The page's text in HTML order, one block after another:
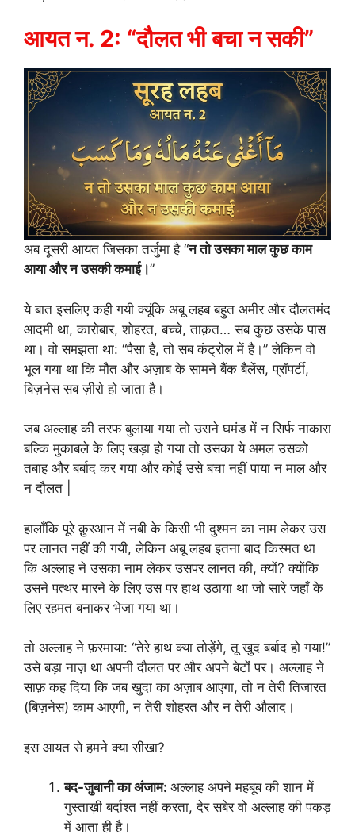
आयत न. 2: “दौलत भी बचा न सकी”
अब दूसरी आयत जिसका तर्जुमा है “न तो उसका माल कुछ काम
आया और न उसकी कमाई।”
ये बात इसलिए कही गयी क्यूंकि अबू लहब बहुत अमीर और दौलतमंद
आदमी था, कारोबार, शोहरत, बच्चे, ताक़त… सब कुछ उसके पास
था। वो समझता था: “पैसा है, तो सब कंट्रोल में है।” लेकिन वो
भूल गया था कि मौत और अज़ाब के सामने बैंक बैलेंस, प्रॉपर्टी,
बिज़नेस सब ज़ीरो हो जाता है।
जब अल्लाह की तरफ बुलाया गया तो उसने घमंड में न सिर्फ नाकारा
बल्कि मुकाबले के लिए खड़ा हो गया तो उसका ये अमल उसको
तबाह और बर्बाद कर गया और कोई उसे बचा नहीं पाया न माल और
न दौलत |
हालाँकि पूरे क़ुरआन में नबी के किसी भी दुश्मन का नाम लेकर उस
पर लानत नहीं की गयी, लेकिन अबू लहब इतना बाद किस्मत था
कि अल्लाह ने उसका नाम लेकर उसपर लानत की, क्यों? क्योंकि
उसने पत्थर मारने के लिए उस पर हाथ उठाया था जो सारे जहाँ के
लिए रहमत बनाकर भेजा गया था।
तो अल्लाह ने फ़रमाया: “तेरे हाथ क्या तोड़ेंगे, तू खुद बर्बाद हो गया!”
उसे बड़ा नाज़ था अपनी दौलत पर और अपने बेटों पर। अल्लाह ने
साफ़ कह दिया कि जब खुदा का अज़ाब आएगा, तो न तेरी तिजारत
(बिज़नेस) काम आएगी, न तेरी शोहरत और न तेरी औलाद।
इस आयत से हमने क्या सीखा?
बद-जु़बानी का अंजाम: अल्लाह अपने महबूब की शान में
गुस्ताख़ी बर्दाश्त नहीं करता, देर सबेर वो अल्लाह की पकड़
में आता ही है।